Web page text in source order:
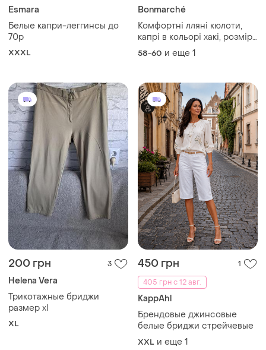
Esmara
Белые капри-леггинсы до
70р
XXXL
Bonmarché
Комфортні лляні кюлоти,
капрі в кольорі хакі, розмір
22
58-60 и еще 1
200 грн 3
Helena Vera
Трикотажные бриджи
размер xl
XL
450 грн
1
405 грн с 12 авг.
KappAhl
Брендовые джинсовые
белые бриджи стрейчевые
XXL и еще 1